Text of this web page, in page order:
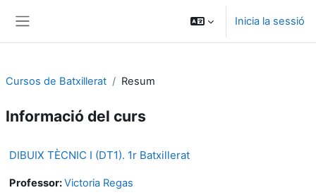
Inicia la sessió
Cursos de Batxillerat Resum
Informació del curs
DIBUIX TÈCNIC I (DT1). 1r Batxillerat
Professor:Victoria Regas